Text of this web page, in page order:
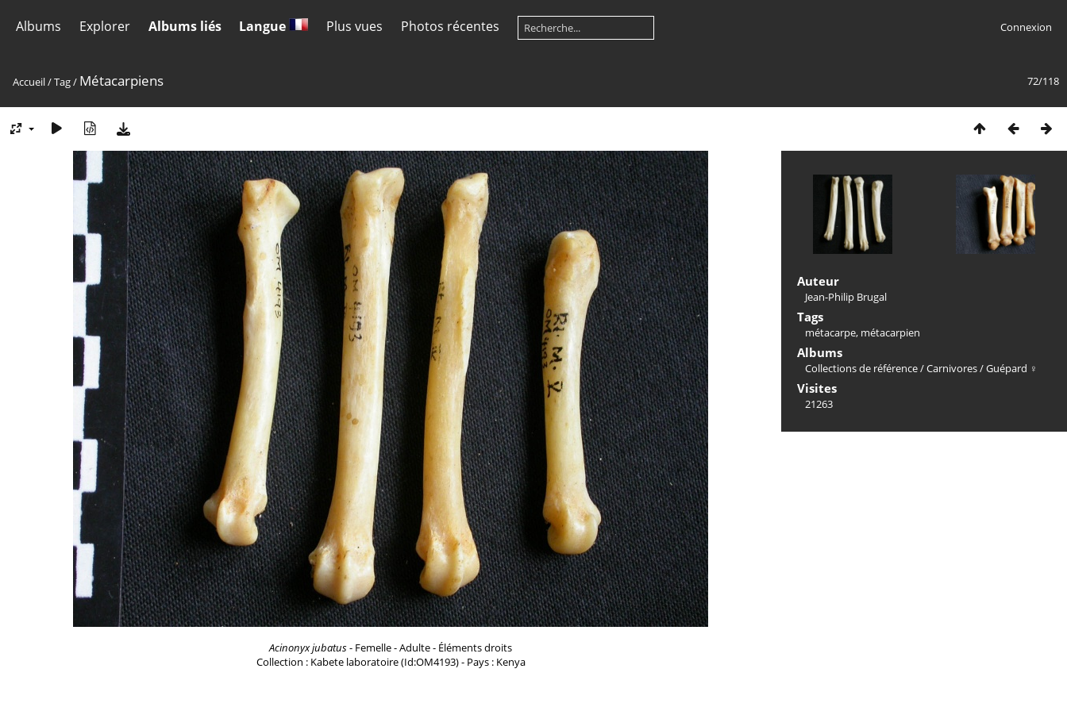
Albums Explorer Albums liés Langue Plus vues Photos récentes Connexion
72/118
Accueil/Tag/ Métacarpiens
Acinonyx jubatus- Femelle - Adulte - Éléments droits
Collection : Kabete laboratoire (Id:OM4193) - Pays : Kenya
Auteur
Jean-Philip Brugal
Tags
métacarpe, métacarpien
Albums
Collections de référence/Carnivores/Guépard ♀
Visites
21263